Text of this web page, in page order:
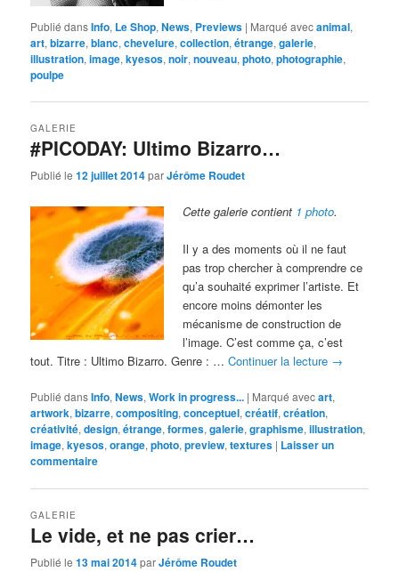
Publié dansInfo, Le Shop,News, Previews | Marqué avecanimal,
art,bizarre,blanc,chevelure,collection,étrange,galerie,
illustration,image,kyesos,noir,nouveau,photo,photographie,
poulpe
#PICODAY: Ultimo Bizarro…
GALERIE
Publié le12 juillet 2014parJérôme Roudet
Cette galerie contient 1 photo.
Il y a des moments où il ne faut
pas trop chercher à comprendre ce
qu’a souhaité exprimer l’artiste. Et
encore moins démonter les
mécanisme de construction de
l’image. C’est comme ça, c’est
tout. Titre : Ultimo Bizarro. Genre : …Continuer la lecture →
Publié dansInfo,News,Work in progress... | Marqué avecart,
artwork,bizarre,compositing,conceptuel,créatif,création,
créativité,design,étrange,formes,galerie,graphisme,illustration,
image,kyesos,orange,photo,preview,textures | Laisser un
commentaire
Le vide, et ne pas crier…
GALERIE
Publié le13 mai 2014parJérôme Roudet